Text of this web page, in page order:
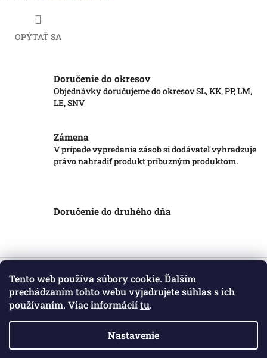
Tento web používa súbory cookie. Ďalším
prechádzaním tohto webu vyjadrujete súhlas s ich
používaním. Viac informáciítu.
Nastavenie
OPÝTAŤ SA
Doručenie do okresov
Objednávky doručujeme do okresov SL, KK, PP, LM,
LE, SNV
Zámena
V prípade vypredania zásob si dodávateľ vyhradzuje
právo nahradiť produkt príbuzným produktom.
Doručenie do druhého dňa
Z
Informácie pre vás
Obchodné podmienky